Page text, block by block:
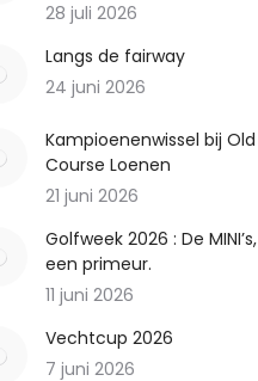
28 juli 2026
Langs de fairway
24 juni 2026
Kampioenenwissel bij Old
Course Loenen
21 juni 2026
Golfweek 2026 : De MINI’s,
een primeur.
11 juni 2026
Vechtcup 2026
7 juni 2026